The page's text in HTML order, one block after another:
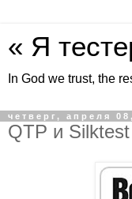
« Я
In God we trust, the
четверг, апреля
QTP и